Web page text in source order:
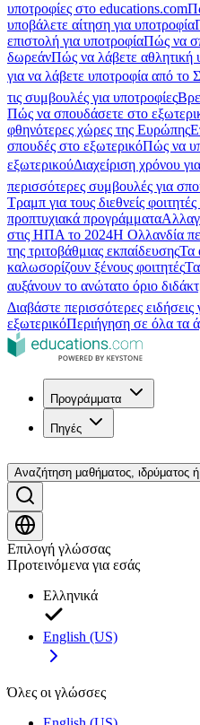
υποτροφίες στο educations.com
υποβάλετε αίτηση για υποτροφία
επιστολή για υποτροφίαΠώς να
δωρεάνΠώς να λάβετε αθλητική
για να λάβετε υποτροφία από το
τις συμβουλές για υποτροφίες
Πώς να σπουδάσετε στο
φθηνότερες χώρες της Ευρώπης
σπουδές στο εξωτερικόΠώς να
εξωτερικούΔιαχείριση χρόνου
περισσότερες συμβουλές για
Τραμπ για τους διεθνείς
προπτυχιακά προγράμματα
στις ΗΠΑ το 2024Η Ολλανδία
της τριτοβάθμιας εκπαίδευσηςΤα
καλωσορίζουν ξένους φοιτητές
αυξάνουν το ανώτατο όριο
Διαβάστε περισσότερες
εξωτερικόΠεριήγηση σε όλα τα
Προγράμματα
Πηγές
Αναζήτηση μαθήματος, ιδρύματος
Επιλογή γλώσσας
Προτεινόμενα για εσάς
Ελληνικά
English (US)
Όλες οι γλώσσες